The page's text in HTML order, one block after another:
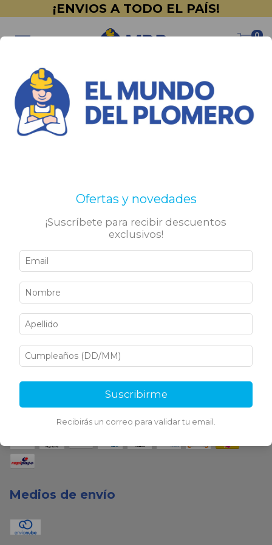
¡ENVIOS A TODO EL PAÍS!
0
Inicio PINTURERÍA > Sika > Membranas
No tenemos resultados para tu búsqueda. Por favor,
intentá con otros filtros.
Sigamos conectados
Medios de pago
Medios de envío
Ofertas y novedades
¡Suscríbete para recibir descuentos
exclusivos!
Suscribirme
Recibirás un correo para validar tu email.